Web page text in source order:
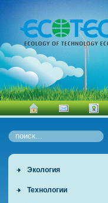
Экология
Технологии